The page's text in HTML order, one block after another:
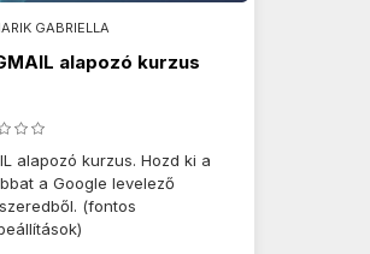
GABRIELLA
alapozó kurzus
alapozó kurzus. Hozd ki a
a Google levelező
(fontos